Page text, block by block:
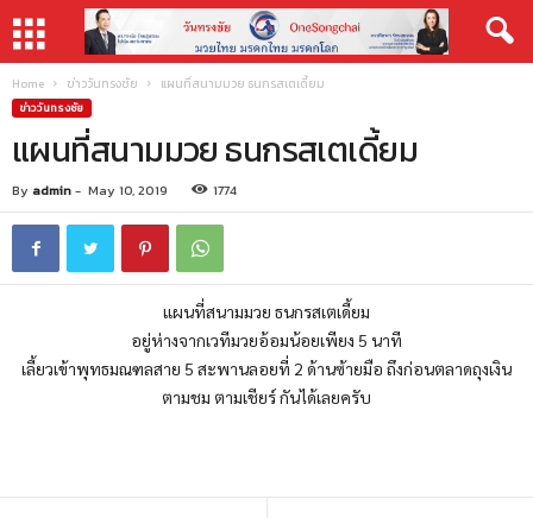
Home ข่าววันทรงชัย แผนที่สนามมวย ธนกรสเตเดี้ยม
ข่าววันทรงชัย
แผนที่สนามมวย ธนกรสเตเดี้ยม
By admin- May 10, 2019 1774
แผนที่สนามมวย ธนกรสเตเดี้ยม
อยู่ห่างจากเวทีมวยอ้อมน้อยเพียง 5 นาที
เลี้ยวเข้าพุทธมณฑลสาย 5 สะพานลอยที่ 2 ด้านซ้ายมือ ถึงก่อนตลาดถุงเงิน
ตามชม ตามเชียร์ กันได้เลยครับ